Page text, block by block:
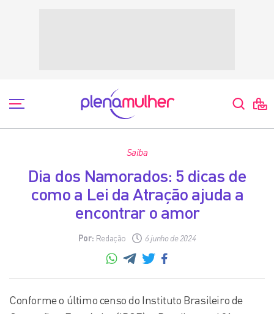
Saiba
Dia dos Namorados: 5 dicas de
como a Lei da Atração ajuda a
encontrar o amor
Por: Redação 6 junho de 2024
Conforme o último censo do Instituto Brasileiro de